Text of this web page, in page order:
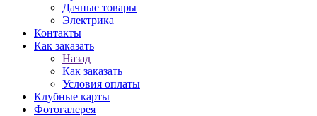
Дачные товары
Электрика
Контакты
Как заказать
Назад
Как заказать
Условия оплаты
Клубные карты
Фотогалерея